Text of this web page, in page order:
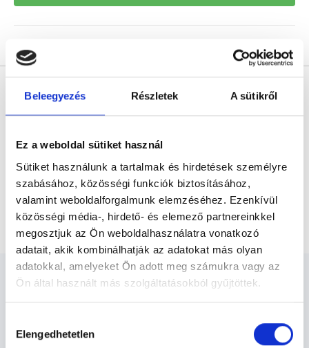
Beleegyezés Részletek A sütikről
Ez a weboldal sütiket használ
Sütiket használunk a tartalmak és hirdetések személyre
szabásához, közösségi funkciók biztosításához,
valamint weboldalforgalmunk elemzéséhez. Ezenkívül
közösségi média-, hirdető- és elemező partnereinkkel
megosztjuk az Ön weboldalhasználatra vonatkozó
adatait, akik kombinálhatják az adatokat más olyan
adatokkal, amelyeket Ön adott meg számukra vagy az
Ön által használt más szolgáltatásokból gyűjtöttek.
szabályzat:https://foglaljorvost.hu/info/foglaljorvost-
kiválasztása
Elengedhetetlen
* Szakorvos jelölt (rezidens): általános orvosi oklevéllel rendelkező
orvos, aki jogszabályok szerinti szakorvosi szakképesítés
megszerzésére irányuló képzésben vesz részt. Ezen orvosok által
szakorvosjelölt önállóan láthat el feladatokat. A foglaljorvost.hu
és szakorvosjelölt esetén.
Főoldal Fül-orr-gégész Prick teszt
Fül-orr-gégész - Fül-Orr-